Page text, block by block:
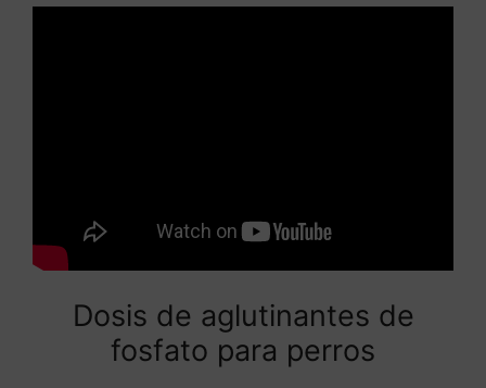
Dosis de aglutinantes de
fosfato para perros